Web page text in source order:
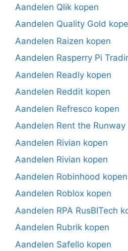
Aandelen Qlik kopen
Aandelen Quality Gold
Aandelen Raizen kopen
Aandelen Rasperry Pi
Aandelen Readly kopen
Aandelen Reddit kopen
Aandelen Refresco kopen
Aandelen Rent the Runway
Aandelen Rivian kopen
Aandelen Rivian kopen
Aandelen Robinhood
Aandelen Roblox kopen
Aandelen RPA RusBITech
Aandelen Rubrik kopen
Aandelen Safello kopen